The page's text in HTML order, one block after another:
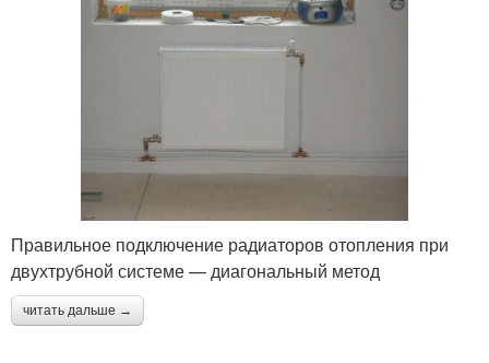
Правильное подключение радиаторов отопления при
двухтрубной системе — диагональный метод
читать дальше →